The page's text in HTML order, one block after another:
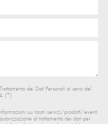
dei Dati Personali ai sensi del
(*)
sui nostri servizi/prodotti/eventi
al trattamento dei dati per